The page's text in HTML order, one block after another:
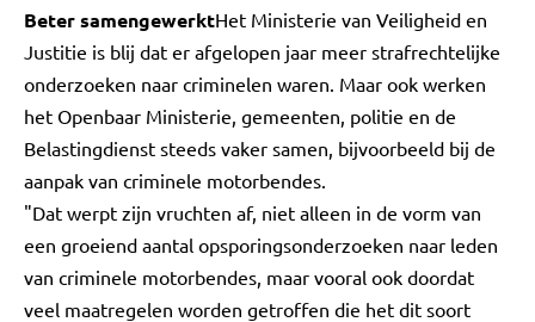
Beter samengewerktHet Ministerie van Veiligheid en
Justitie is blij dat er afgelopen jaar meer strafrechtelijke
onderzoeken naar criminelen waren. Maar ook werken
het Openbaar Ministerie, gemeenten, politie en de
Belastingdienst steeds vaker samen, bijvoorbeeld bij de
aanpak van criminele motorbendes.
"Dat werpt zijn vruchten af, niet alleen in de vorm van
een groeiend aantal opsporingsonderzoeken naar leden
van criminele motorbendes, maar vooral ook doordat
veel maatregelen worden getroffen die het dit soort